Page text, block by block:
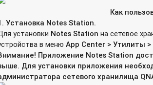
Как
Установка Notes Station.
установки Notes Station на сетевое
в меню App Сenter > Утилиты
Приложение Notes Station
Для установки приложения
сетевого хранилища